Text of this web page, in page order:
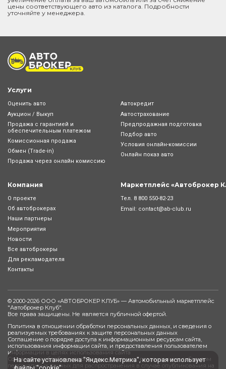
На сайте установлена "Яндекс.Метрика", которая использует
цены соответствующего авто из каталога. Подробности
уточняйте у менеджера.
Услуги
Оценить авто
Аукцион / Выкуп
Продажа с гарантией и
обеспечительным платежом
Комиссионная продажа
Обмен (Trade-in)
Продажа через онлайн комиссию
Автокредит
Автострахование
Предпродажная подготовка
Подбор авто
Условия онлайн-комиcсии
Онлайн показ авто
Компания
О проекте
Об автоброкерах
Наши партнеры
Мероприятия
Новости
Все автоброкеры
Для рекламодателя
Контакты
Маркетплейс «Автоброкер
Тел. 8 800 550-82-23
Email: contact@ab-club.ru
© 2000-2026 ООО «АВТОБРОКЕР КЛУБ» — Автомобильный маркетплейс
"Автоброкер Клуб".
Все права защищены. Не является публичной офертой.
Политика в отношении обработки персональных данных, и сведения о
реализуемых требованиях к защите персональных данных
Соглашение о порядке доступа к информационным ресурсам сайта,
использования информации сайта, и предоставления пользователем
информации в целях использования сайта
Согласие на обработку персональных данных, разрешенных субъектом
персональных данных для распространения в случае опубликования на